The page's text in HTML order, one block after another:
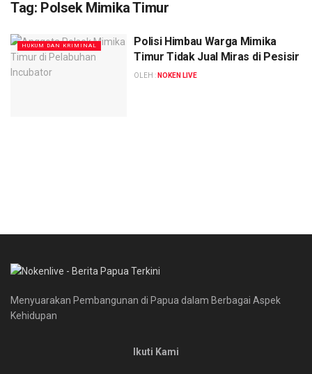
Tag: Polsek Mimika Timur
HUKUM DAN KRIMINAL
Polisi Himbau Warga Mimika
Timur Tidak Jual Miras di Pesisir
OLEH : NOKEN LIVE
Menyuarakan Pembangunan di Papua dalam Berbagai Aspek
Kehidupan
Ikuti Kami